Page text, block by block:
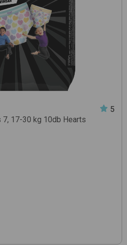
5
7, 17-30 kg 10db Hearts